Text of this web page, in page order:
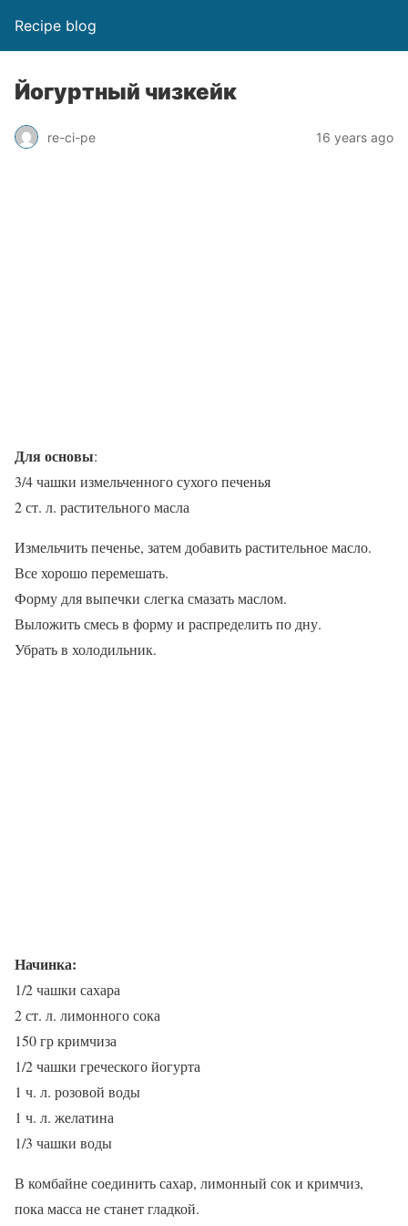
Recipe blog
Йогуртный чизкейк
re-ci-pe 16 years ago
Для основы:
3/4 чашки измельченного сухого печенья
2 ст. л. растительного масла
Измельчить печенье, затем добавить растительное масло.
Все хорошо перемешать.
Форму для выпечки слегка смазать маслом.
Выложить смесь в форму и распределить по дну.
Убрать в холодильник.
Начинка:
1/2 чашки сахара
2 ст. л. лимонного сока
150 гр кримчиза
1/2 чашки греческого йогурта
1 ч. л. розовой воды
1 ч. л. желатина
1/3 чашки воды
В комбайне соединить сахар, лимонный сок и кримчиз,
пока масса не станет гладкой.